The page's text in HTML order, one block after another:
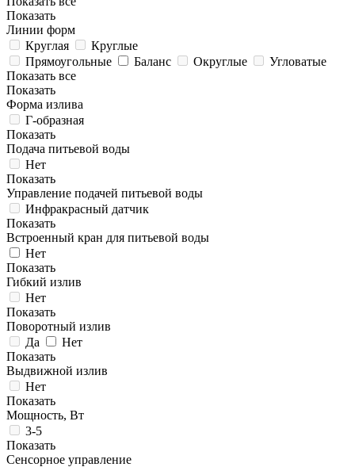
Показать
Линии форм
Круглая
Круглые
Прямоугольные
Баланс Округлые
Угловатые
Показать все
Показать
Форма излива
Г-образная
Показать
Подача питьевой воды
Нет
Показать
Управление подачей питьевой воды
Инфракрасный датчик
Показать
Встроенный кран для питьевой воды
Нет
Показать
Гибкий излив
Нет
Показать
Поворотный излив
Да
Нет
Показать
Выдвижной излив
Нет
Показать
Мощность, Вт
3-5
Показать
Сенсорное управление